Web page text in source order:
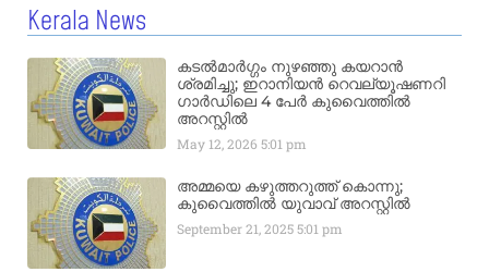
Kerala News
കടൽമാർഗ്ഗം നുഴഞ്ഞു കയറാൻ
ശ്രമിച്ചു; ഇറാനിയൻ റെവല്യൂഷണറി
ഗാർഡിലെ 4 പേർ കുവൈത്തിൽ
അറസ്റ്റിൽ
May 12, 20265:01 pm
അമ്മയെ കഴുത്തറുത്ത് കൊന്നു;
കുവൈത്തിൽ യുവാവ് അറസ്റ്റിൽ
September 21, 20255:01 pm